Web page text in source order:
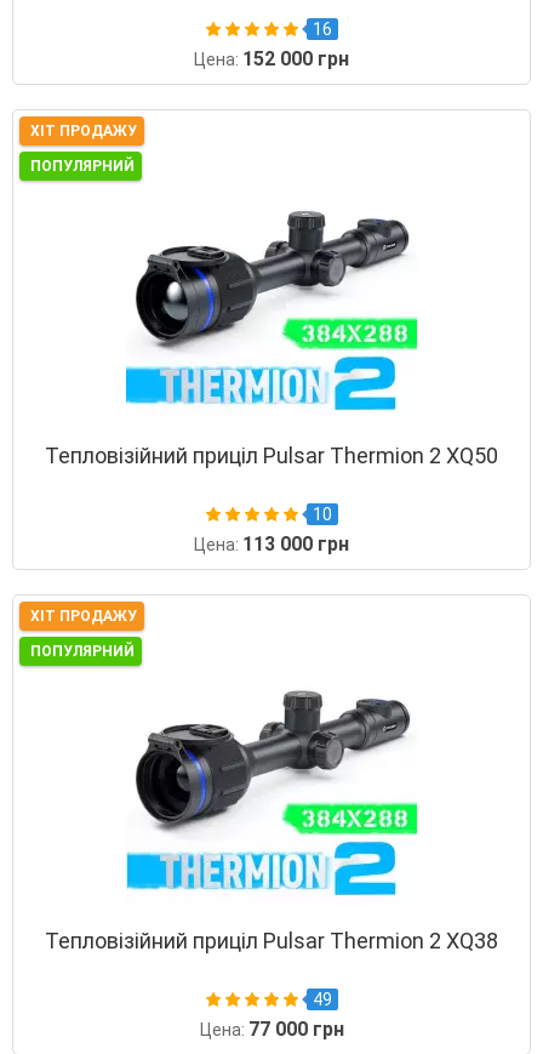
16
Цена: 152 000 грн
ХІТ ПРОДАЖУ
ПОПУЛЯРНИЙ
Тепловізійний приціл Pulsar Thermion 2 XQ50
10
Цена: 113 000 грн
ХІТ ПРОДАЖУ
ПОПУЛЯРНИЙ
Тепловізійний приціл Pulsar Thermion 2 XQ38
49
Цена: 77 000 грн